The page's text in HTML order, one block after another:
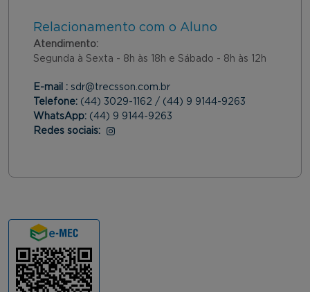
Relacionamento com o Aluno
Atendimento:
Segunda à Sexta - 8h às 18h e Sábado - 8h às 12h
E-mail : sdr@trecsson.com.br
Telefone: (44) 3029-1162 / (44) 9 9144-9263
WhatsApp: (44) 9 9144-9263
Redes sociais: